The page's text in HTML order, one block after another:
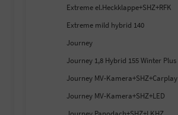
Extreme el.Heckklappe+SHZ+RFK
Extreme mild hybrid 140
Journey
Journey 1,8 Hybrid 155 Winter Plus
Journey MV-Kamera+SHZ+Carplay
Journey MV-Kamera+SHZ+LED